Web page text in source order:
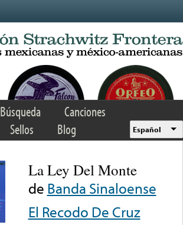
Búsqueda
Canciones
Sellos Blog Español
La Ley Del Monte
de Banda Sinaloense
El Recodo De Cruz